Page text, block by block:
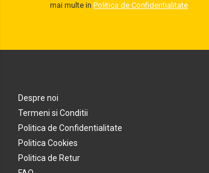
mai multe in Politica de Confidentialitate
Despre noi
Termeni si Conditii
Politica de Confidentialitate
Politica Cookies
Politica de Retur